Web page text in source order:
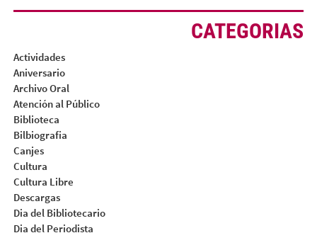
CATEGORIAS
Actividades
Aniversario
Archivo Oral
Atención al Público
Biblioteca
Bilbiografia
Canjes
Cultura
Cultura Libre
Descargas
Dia del Bibliotecario
Dia del Periodista